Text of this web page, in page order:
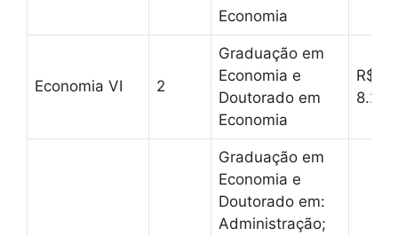
Economia
Economia VI 2
Graduação em
Economia e
Doutorado em
Economia
R$
Graduação em
Economia e
Doutorado em:
Administração;